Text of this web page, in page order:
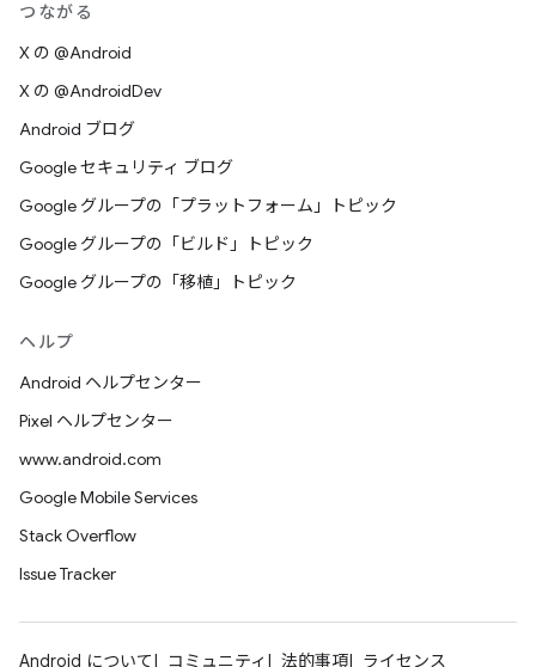
つながる
X の @Android
X の @AndroidDev
Android ブログ
Google セキュリティ ブログ
Google グループの「プラットフォーム」トピック
Google グループの「ビルド」トピック
Google グループの「移植」トピック
ヘルプ
Android ヘルプセンター
Pixel ヘルプセンター
www.android.com
Google Mobile Services
Stack Overflow
Issue Tracker
Android について コミュニティ 法的事項 ライセンス